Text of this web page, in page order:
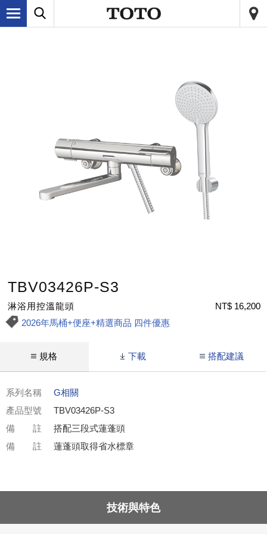
TBV03426P-S3
淋浴用控溫龍頭
NT$ 16,200
2026年馬桶+便座+精選商品 四件優惠
規格 下載 搭配建議
系列名稱
G相關
產品型號
TBV03426P-S3
備 註
搭配三段式蓮蓬頭
備 註
蓮蓬頭取得省水標章
技術與特色